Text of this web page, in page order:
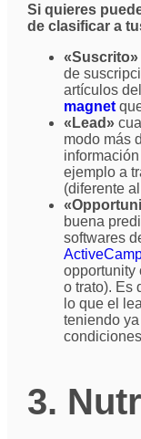
Si quieres
de clasificar a
«Suscrito»
de
artículos
magnet
«Lead»
modo más
ejemplo a
(diferente
buena
softwares
opportunity
o trato). Es
lo que el
teniendo
3.